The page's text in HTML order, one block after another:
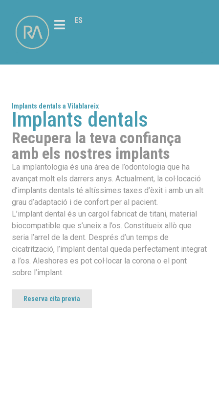
ES
Implants dentals a Vilablareix
Implants dentals
Recupera la teva confiança
amb els nostres implants
La implantologia és una àrea de l’odontologia que ha
avançat molt els darrers anys. Actualment, la col·locació
d’implants dentals té altíssimes taxes d’èxit i amb un alt
grau d’adaptació i de confort per al pacient.
L’implant dental és un cargol fabricat de titani, material
biocompatible que s’uneix a l’os. Constitueix allò que
seria l’arrel de la dent. Després d’un temps de
cicatrització, l’implant dental queda perfectament integrat
a l’os. Aleshores es pot col·locar la corona o el pont
sobre l’implant.
Reserva cita previa